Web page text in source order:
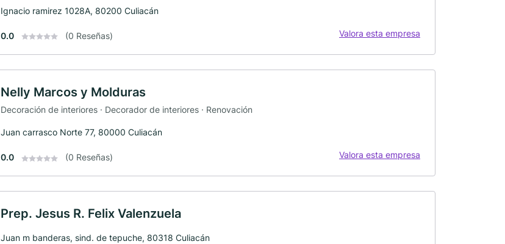
Ignacio ramirez 1028A, 80200 Culiacán
0.0 (0 Reseñas) Valora esta empresa
Nelly Marcos y Molduras
Decoración de interiores · Decorador de interiores · Renovación
Juan carrasco Norte 77, 80000 Culiacán
0.0 (0 Reseñas) Valora esta empresa
Prep. Jesus R. Felix Valenzuela
Juan m banderas, sind. de tepuche, 80318 Culiacán